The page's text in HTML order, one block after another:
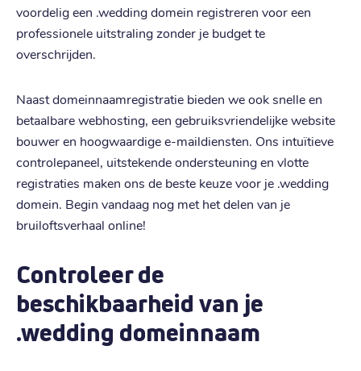
voordelig een .wedding domein registreren voor een
professionele uitstraling zonder je budget te
overschrijden.
Naast domeinnaamregistratie bieden we ook snelle en
betaalbare webhosting, een gebruiksvriendelijke website
bouwer en hoogwaardige e-maildiensten. Ons intuïtieve
controlepaneel, uitstekende ondersteuning en vlotte
registraties maken ons de beste keuze voor je .wedding
domein. Begin vandaag nog met het delen van je
bruiloftsverhaal online!
Controleer de
beschikbaarheid van je
.wedding domeinnaam